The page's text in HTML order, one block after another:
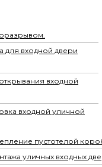
для входной двери
входной
входной уличной
пустотелой
уличных входных